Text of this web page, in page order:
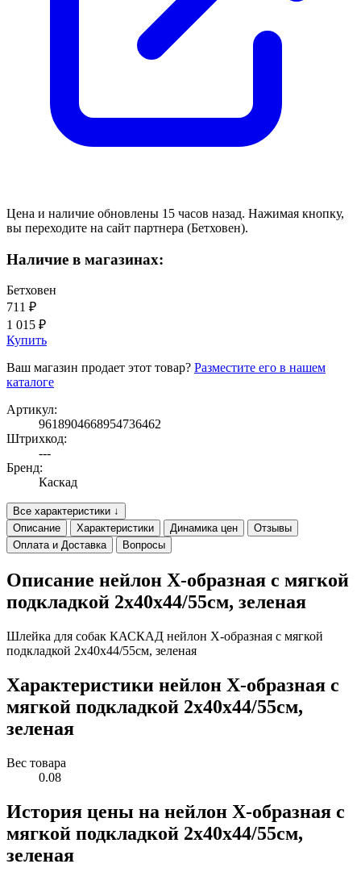
Цена и наличие обновлены 15 часов назад. Нажимая кнопку,
вы переходите на сайт партнера (Бетховен).
Наличие в магазинах:
Бетховен
711 ₽
1 015 ₽
Купить
Ваш магазин продает этот товар? Разместите его в нашем
каталоге
Артикул:
9618904668954736462
Штрихкод:
---
Бренд:
Каскад
Все характеристики ↓
Описание
Характеристики Динамика цен
Отзывы
Оплата и Доставка
Вопросы
Описание нейлон Х-образная с мягкой
подкладкой 2х40х44/55см, зеленая
Шлейка для собак КАСКАД нейлон Х-образная с мягкой
подкладкой 2х40х44/55см, зеленая
Характеристики нейлон Х-образная с
мягкой подкладкой 2х40х44/55см,
зеленая
Вес товара
0.08
История цены на нейлон Х-образная с
мягкой подкладкой 2х40х44/55см,
зеленая